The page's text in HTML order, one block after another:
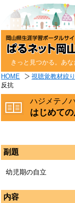
きっと見つかる。あ
HOME 視聴覚教材絞
反抗
ハジメテノ
はじめて
副題
幼児期の自立
内容